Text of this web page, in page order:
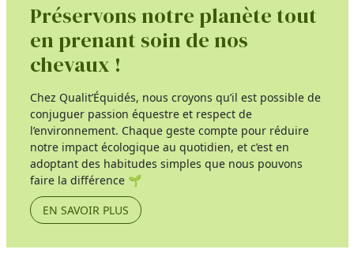
Préservons notre planète tout
en prenant soin de nos
chevaux !
Chez Qualit’Équidés, nous croyons qu’il est possible de
conjuguer passion équestre et respect de
l’environnement. Chaque geste compte pour réduire
notre impact écologique au quotidien, et c’est en
adoptant des habitudes simples que nous pouvons
faire la différence 🌱
EN SAVOIR PLUS